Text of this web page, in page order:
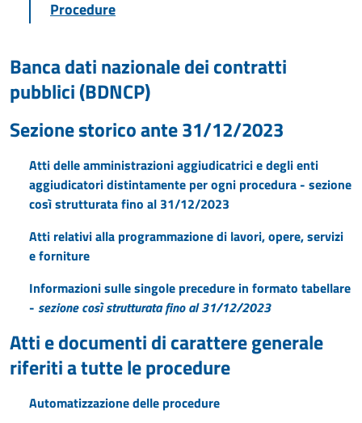
Procedure
Banca dati nazionale dei contratti
pubblici (BDNCP)
Sezione storico ante 31/12/2023
Atti delle amministrazioni aggiudicatrici e degli enti
aggiudicatori distintamente per ogni procedura - sezione
così strutturata fino al 31/12/2023
Atti relativi alla programmazione di lavori, opere, servizi
e forniture
Informazioni sulle singole precedure in formato tabellare
- sezione così strutturata fino al 31/12/2023
Atti e documenti di carattere generale
riferiti a tutte le procedure
Automatizzazione delle procedure